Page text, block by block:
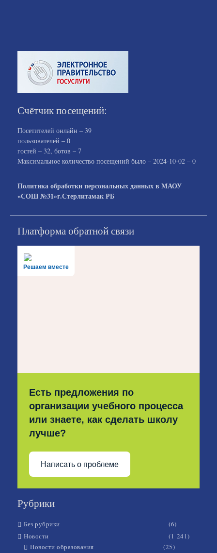
Счётчик посещений:
Посетителей онлайн – 39
пользователей – 0
гостей – 32, ботов – 7
Максимальное количество посещений было – 2024-10-02 – 0
Политикаобработки персональных данныхв МАОУ
«СОШ №31»г.Стерлитамак РБ
Платформа обратной связи
Решаем вместе
Есть предложения по
организации учебного процесса
или знаете, как сделать школу
лучше?
Написать о проблеме
Рубрики
Без рубрики
(6)
Новости
(1 241)
Новости образования
(25)